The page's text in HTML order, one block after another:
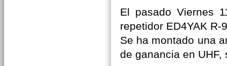
El pasado Viernes
repetidor ED4YAK
Se ha montado una
de ganancia en